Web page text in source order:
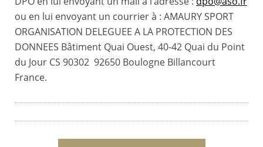
ou en lui envoyant un courrier à : AMAURY SPORT
ORGANISATION DELEGUEE A LA PROTECTION DES
DONNEES Bâtiment Quai Ouest, 40-42 Quai du Point
du Jour CS 90302 92650 Boulogne Billancourt
France.